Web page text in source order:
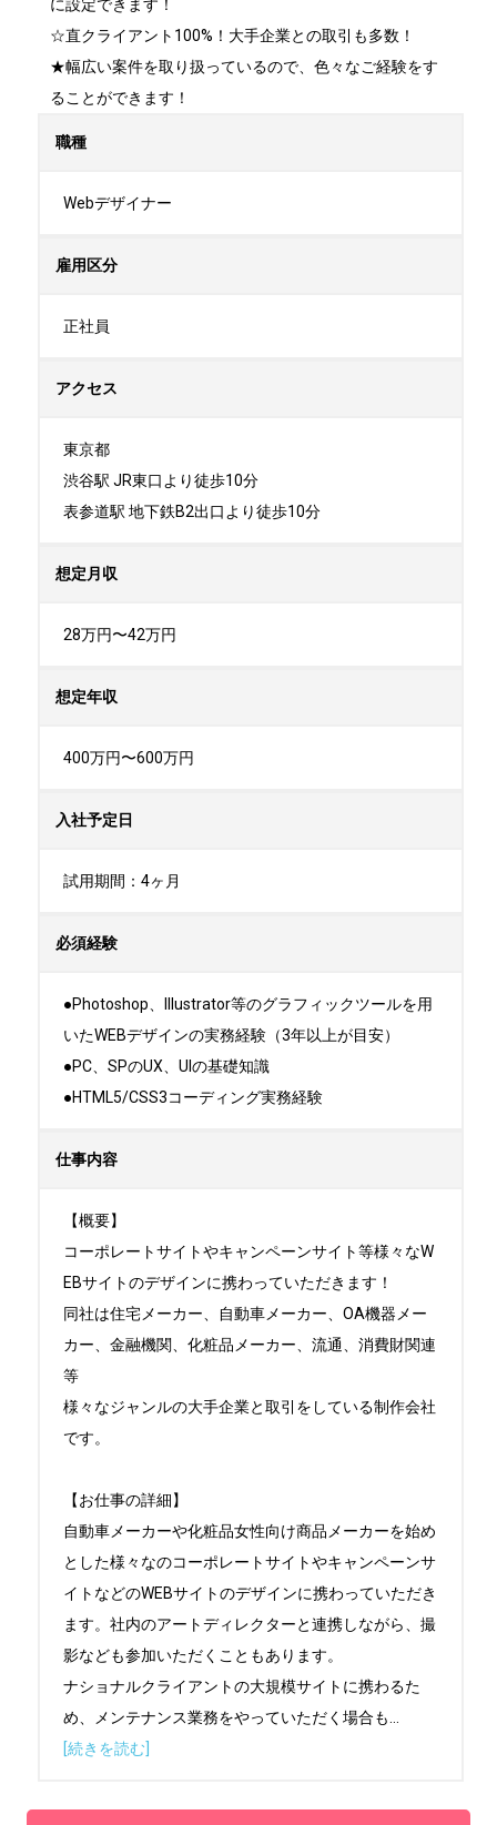
に設定できます！
☆直クライアント100%！大手企業との取引も多数！
★幅広い案件を取り扱っているので、色々なご経験をす
ることができます！
職種
Webデザイナー
雇用区分
正社員
アクセス
東京都
渋谷駅 JR東口より徒歩10分
表参道駅 地下鉄B2出口より徒歩10分
想定月収
28万円〜42万円
想定年収
400万円〜600万円
入社予定日
試用期間：4ヶ月
必須経験
●Photoshop、Illustrator等のグラフィックツールを用
いたWEBデザインの実務経験（3年以上が目安）
●PC、SPのUX、UIの基礎知識
●HTML5/CSS3コーディング実務経験
仕事内容
【概要】
コーポレートサイトやキャンペーンサイト等様々なW
EBサイトのデザインに携わっていただきます！
同社は住宅メーカー、自動車メーカー、OA機器メー
カー、金融機関、化粧品メーカー、流通、消費財関連
等
様々なジャンルの大手企業と取引をしている制作会社
です。
【お仕事の詳細】
自動車メーカーや化粧品女性向け商品メーカーを始め
とした様々なのコーポレートサイトやキャンペーンサ
イトなどのWEBサイトのデザインに携わっていただき
ます。社内のアートディレクターと連携しながら、撮
影なども参加いただくこともあります。
ナショナルクライアントの大規模サイトに携わるた
め、メンテナンス業務をやっていただく場合も
[続きを読む]